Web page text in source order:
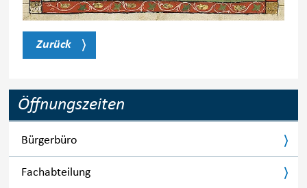
Zurück
Öffnungszeiten
Bürgerbüro
Fachabteilung